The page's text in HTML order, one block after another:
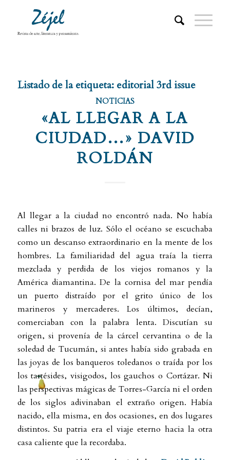
Listado de la etiqueta: editorial 3rd issue
NOTICIAS
«AL LLEGAR A LA
CIUDAD…» DAVID
ROLDÁN
Al llegar a la ciudad no encontró nada. No había
calles ni brazos de luz. Sólo el océano se escuchaba
como un descanso extraordinario en la mente de los
hombres. La familiaridad del agua traía la tierra
mezclada y perdida de los viejos romanos y la
América diamantina. De la cornisa del mar pendía
un puerto distraído por el grito único de los
marineros y mercaderes. Los últimos, decían,
comerciaban con la palabra lenta. Discutían su
origen, si provenía de la cárcel cervantina o de la
soledad de Tucumán, si antes había sido grabada en
las joyas de los banqueros toledanos o traída por los
los tartésides, visigodos, los gauchos o Cortázar. Ni
las perspectivas mágicas de Torres-García ni el orden
de los siglos adivinaban el extraño origen. Había
nacido, ella misma, en dos ocasiones, en dos lugares
distintos. Su patria era el viaje eterno hacia la otra
casa caliente que la recordaba.